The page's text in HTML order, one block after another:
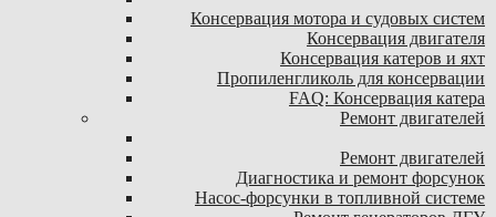
Консервация мотора и судовых систем
Консервация двигателя
Консервация катеров и яхт
Пропиленгликоль для консервации
FAQ: Консервация катера
Ремонт двигателей
Ремонт двигателей
Диагностика и ремонт форсунок
Насос-форсунки в топливной системе